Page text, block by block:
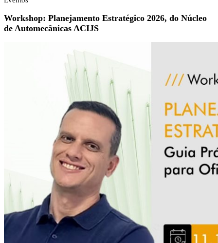
Workshop: Planejamento Estratégico 2026, do Núcleo
de Automecânicas ACIJS